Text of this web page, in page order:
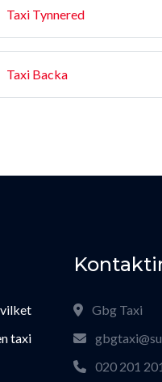
Taxi Tynnered
Taxi Backa
taxi
Gbg Taxi
020 201 201